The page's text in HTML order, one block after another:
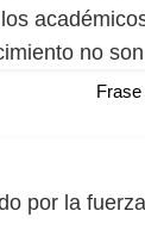
no
Frase
por la